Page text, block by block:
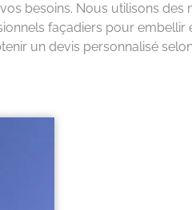
besoins. Nous utilisons
façadiers pour
un devis personnalisé